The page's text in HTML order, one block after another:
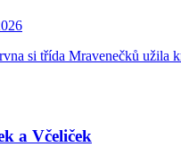
si třída Mravenečků užila
a Včeliček